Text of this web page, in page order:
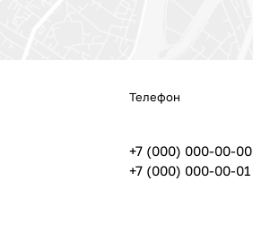
Телефон
+7 (000) 000-00-00
+7 (000) 000-00-01